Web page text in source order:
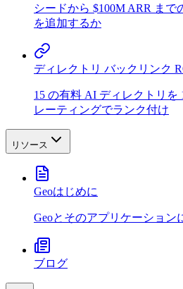
シードから $100M ARR ま
を追加するか
ディレクトリ バックリンク
15 の有料 AI ディレクトリを
レーティングでランク付け
リソース
Geoはじめに
Geoとそのアプリケーション
ブログ